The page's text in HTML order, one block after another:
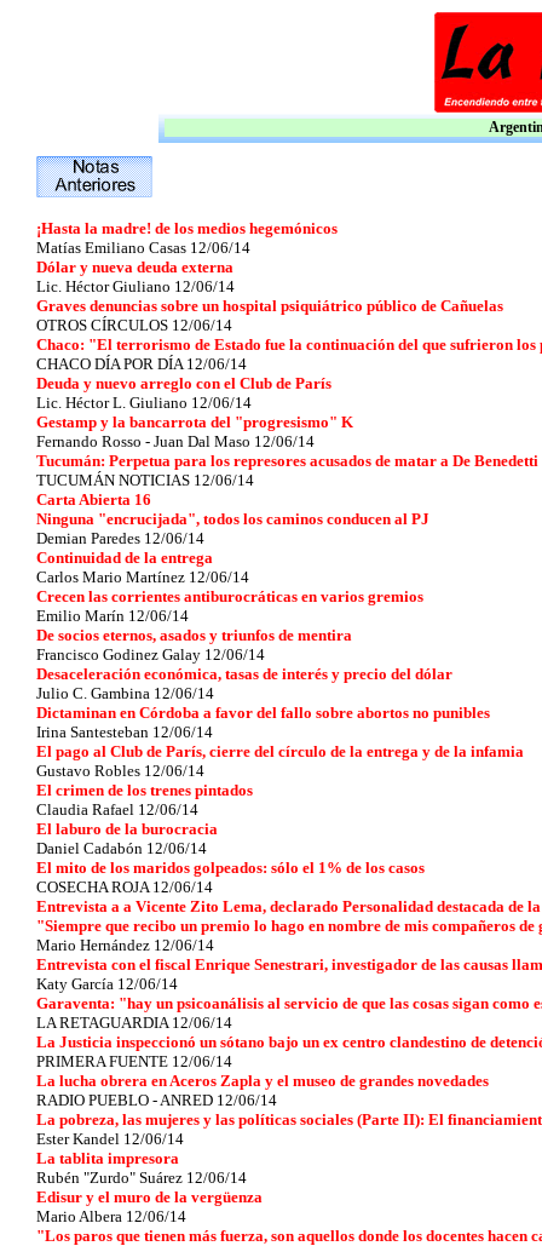
¡Hasta la madre! de los medios hegemónicos
Matías Emiliano Casas 12/06/14
Dólar y nueva deuda externa
Lic. Héctor Giuliano 12/06/14
Graves denuncias sobre un hospital psiquiátrico público de Cañuelas
OTROS CÍRCULOS 12/06/14
Chaco: "El terrorismo de Estado fue la continuación del que sufrieron los
CHACO DÍA POR DÍA 12/06/14
Deuda y nuevo arreglo con el Club de París
Lic. Héctor L. Giuliano 12/06/14
Gestamp y la bancarrota del "progresismo" K
Fernando Rosso - Juan Dal Maso 12/06/14
Tucumán: Perpetua para los represores acusados de matar a De Benedetti
TUCUMÁN NOTICIAS 12/06/14
Carta Abierta 16
Ninguna "encrucijada", todos los caminos conducen al PJ
Demian Paredes 12/06/14
Continuidad de la entrega
Carlos Mario Martínez 12/06/14
Crecen las corrientes antiburocráticas en varios gremios
Emilio Marín 12/06/14
De socios eternos, asados y triunfos de mentira
Francisco Godinez Galay 12/06/14
Desaceleración económica, tasas de interés y precio del dólar
Julio C. Gambina 12/06/14
Dictaminan en Córdoba a favor del fallo sobre abortos no punibles
Irina Santesteban 12/06/14
El pago al Club de París, cierre del círculo de la entrega y de la infamia
Gustavo Robles 12/06/14
El crimen de los trenes pintados
Claudia Rafael 12/06/14
El laburo de la burocracia
Daniel Cadabón 12/06/14
El mito de los maridos golpeados: sólo el 1% de los casos
COSECHA ROJA 12/06/14
Entrevista a a Vicente Zito Lema, declarado Personalidad destacada de
"Siempre que recibo un premio lo hago en nombre de mis compañeros
Mario Hernández 12/06/14
Entrevista con el fiscal Enrique Senestrari, investigador de las causas
Katy García 12/06/14
Garaventa: "hay un psicoanálisis al servicio de que las cosas sigan como
LA RETAGUARDIA 12/06/14
La Justicia inspeccionó un sótano bajo un ex centro clandestino de
PRIMERA FUENTE 12/06/14
La lucha obrera en Aceros Zapla y el museo de grandes novedades
RADIO PUEBLO - ANRED 12/06/14
La pobreza, las mujeres y las políticas sociales (Parte II): El
Ester Kandel 12/06/14
La tablita impresora
Rubén "Zurdo" Suárez 12/06/14
Edisur y el muro de la vergüenza
Mario Albera 12/06/14
"Los paros que tienen más fuerza, son aquellos donde los docentes hacen